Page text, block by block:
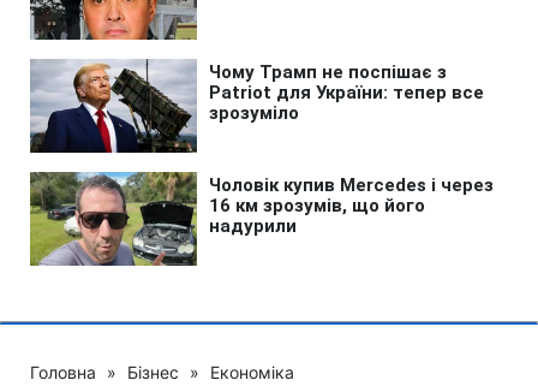
Головна » Бізнес » Економіка